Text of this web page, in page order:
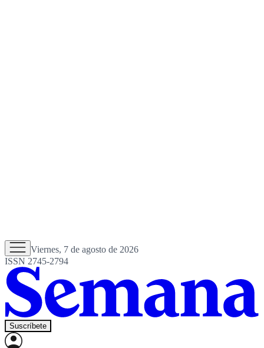
Viernes, 7 de agosto de 2026
ISSN 2745-2794
Suscríbete